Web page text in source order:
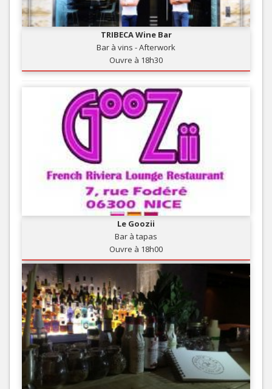
TRIBECA Wine Bar
Bar à vins - Afterwork
Ouvre à 18h30
Le Goozii
Bar à tapas
Ouvre à 18h00